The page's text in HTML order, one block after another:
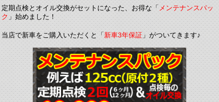
定期点検とオイル交換がセットになった、お得な「メンテナンスパッ
ク」始めました！
当店で新車をご購入いただくと「新車3年保証」がついてきます♪